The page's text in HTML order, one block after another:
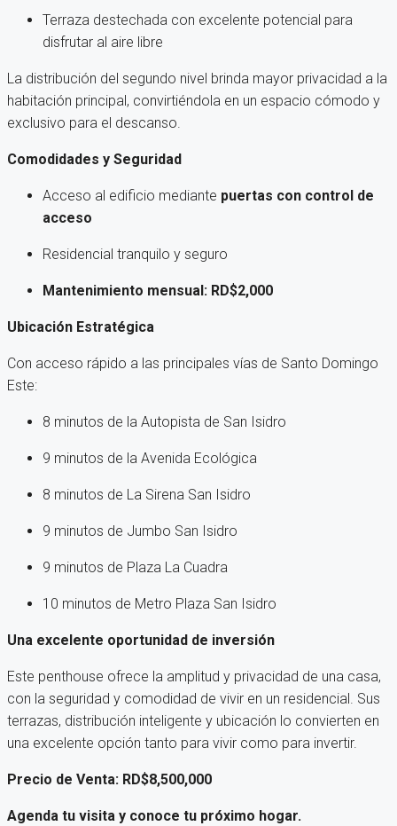
Terraza destechada con excelente potencial para
disfrutar al aire libre
La distribución del segundo nivel brinda mayor privacidad a la
habitación principal, convirtiéndola en un espacio cómodo y
exclusivo para el descanso.
Comodidades y Seguridad
Acceso al edificio mediante puertas con control de
acceso
Residencial tranquilo y seguro
Mantenimiento mensual: RD$2,000
Ubicación Estratégica
Con acceso rápido a las principales vías de Santo Domingo
Este:
8 minutos de la Autopista de San Isidro
9 minutos de la Avenida Ecológica
8 minutos de La Sirena San Isidro
9 minutos de Jumbo San Isidro
9 minutos de Plaza La Cuadra
10 minutos de Metro Plaza San Isidro
Una excelente oportunidad de inversión
Este penthouse ofrece la amplitud y privacidad de una casa,
con la seguridad y comodidad de vivir en un residencial. Sus
terrazas, distribución inteligente y ubicación lo convierten en
una excelente opción tanto para vivir como para invertir.
Precio de Venta: RD$8,500,000
Agenda tu visita y conoce tu próximo hogar.